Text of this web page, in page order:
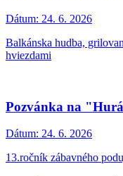
Dátum: 24. 6. 2026
Balkánska hudba,
hviezdami
Pozvánka na
Dátum: 24. 6. 2026
13.ročník zábavného